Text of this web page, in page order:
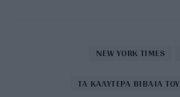
NEW YORK TIMES
ΤΑ ΚΑΛΥΤΕΡΑ ΒΙΒΛΙΑ